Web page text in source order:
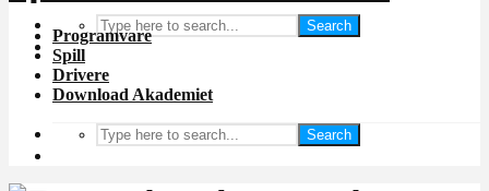
Search
Programvare
Spill
Drivere
Download Akademiet
Search